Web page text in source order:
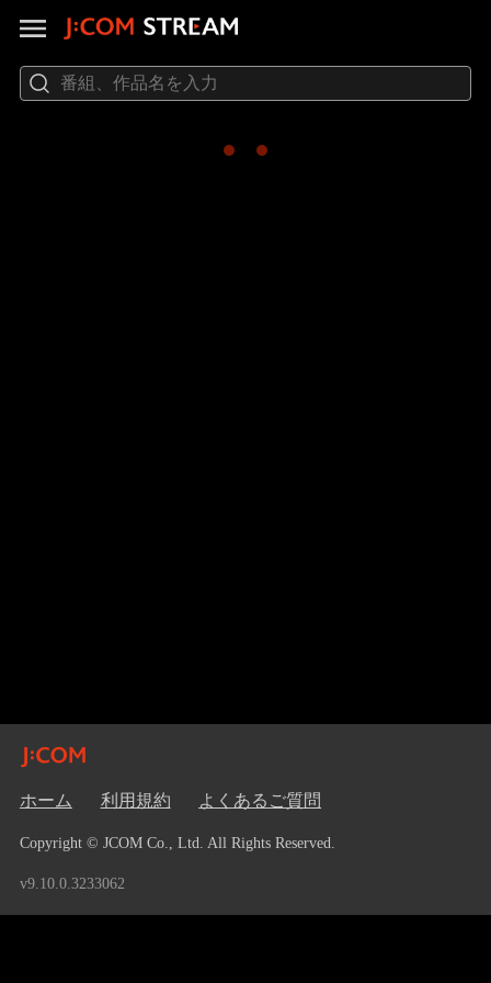
ホーム 利用規約 よくあるご質問
Copyright © JCOM Co., Ltd. All Rights Reserved.
v9.10.0.3233062